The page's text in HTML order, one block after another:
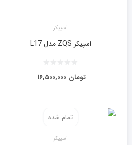
اسپیکر
اسپیکر ZQS مدل L17
۱۶,۵۰۰,۰۰۰ تومان
تمام شده
اسپیکر